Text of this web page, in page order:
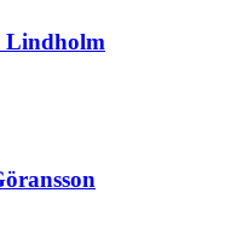
Lindholm